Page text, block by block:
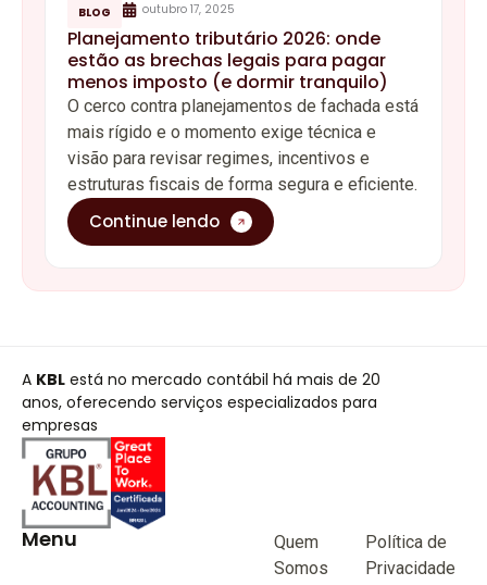
BLOG outubro 17, 2025
Planejamento tributário 2026: onde
estão as brechas legais para pagar
menos imposto (e dormir tranquilo)
O cerco contra planejamentos de fachada está
mais rígido e o momento exige técnica e
visão para revisar regimes, incentivos e
estruturas fiscais de forma segura e eficiente.
Continue lendo
A KBL está no mercado contábil há mais de 20
anos, oferecendo serviços especializados para
empresas
Menu
Quem
Somos
Política de
Privacidade